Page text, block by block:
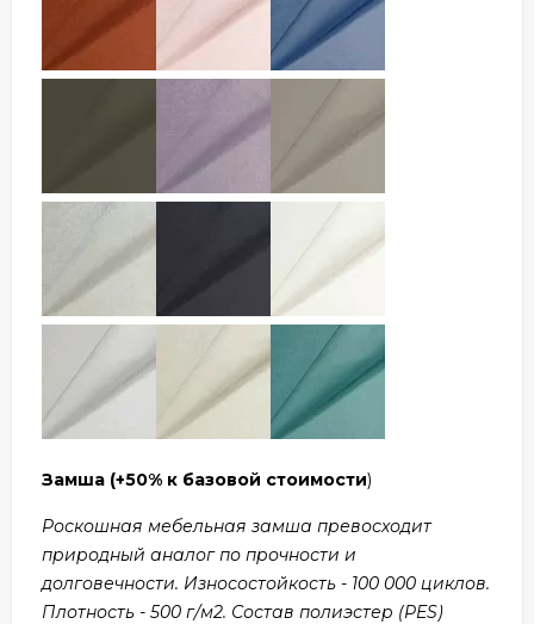
Замша (+50% к базовой стоимости)
Роскошная мебельная замша превосходит
природный аналог по прочности и
долговечности. Износостойкость - 100 000 циклов.
Плотность - 500 г/м2. Состав полиэстер (PES)